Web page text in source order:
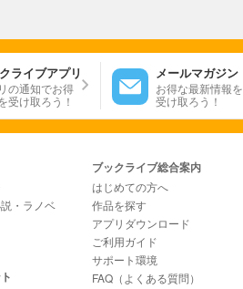
ライブアプリ
の通知でお得
受け取ろう！
メールマガジン
お得な最新情報を
受け取ろう！
・ラノベ
ブックライブ総合案内
はじめての方へ
作品を探す
アプリダウンロード
ご利用ガイド
サポート環境
FAQ（よくある質問）